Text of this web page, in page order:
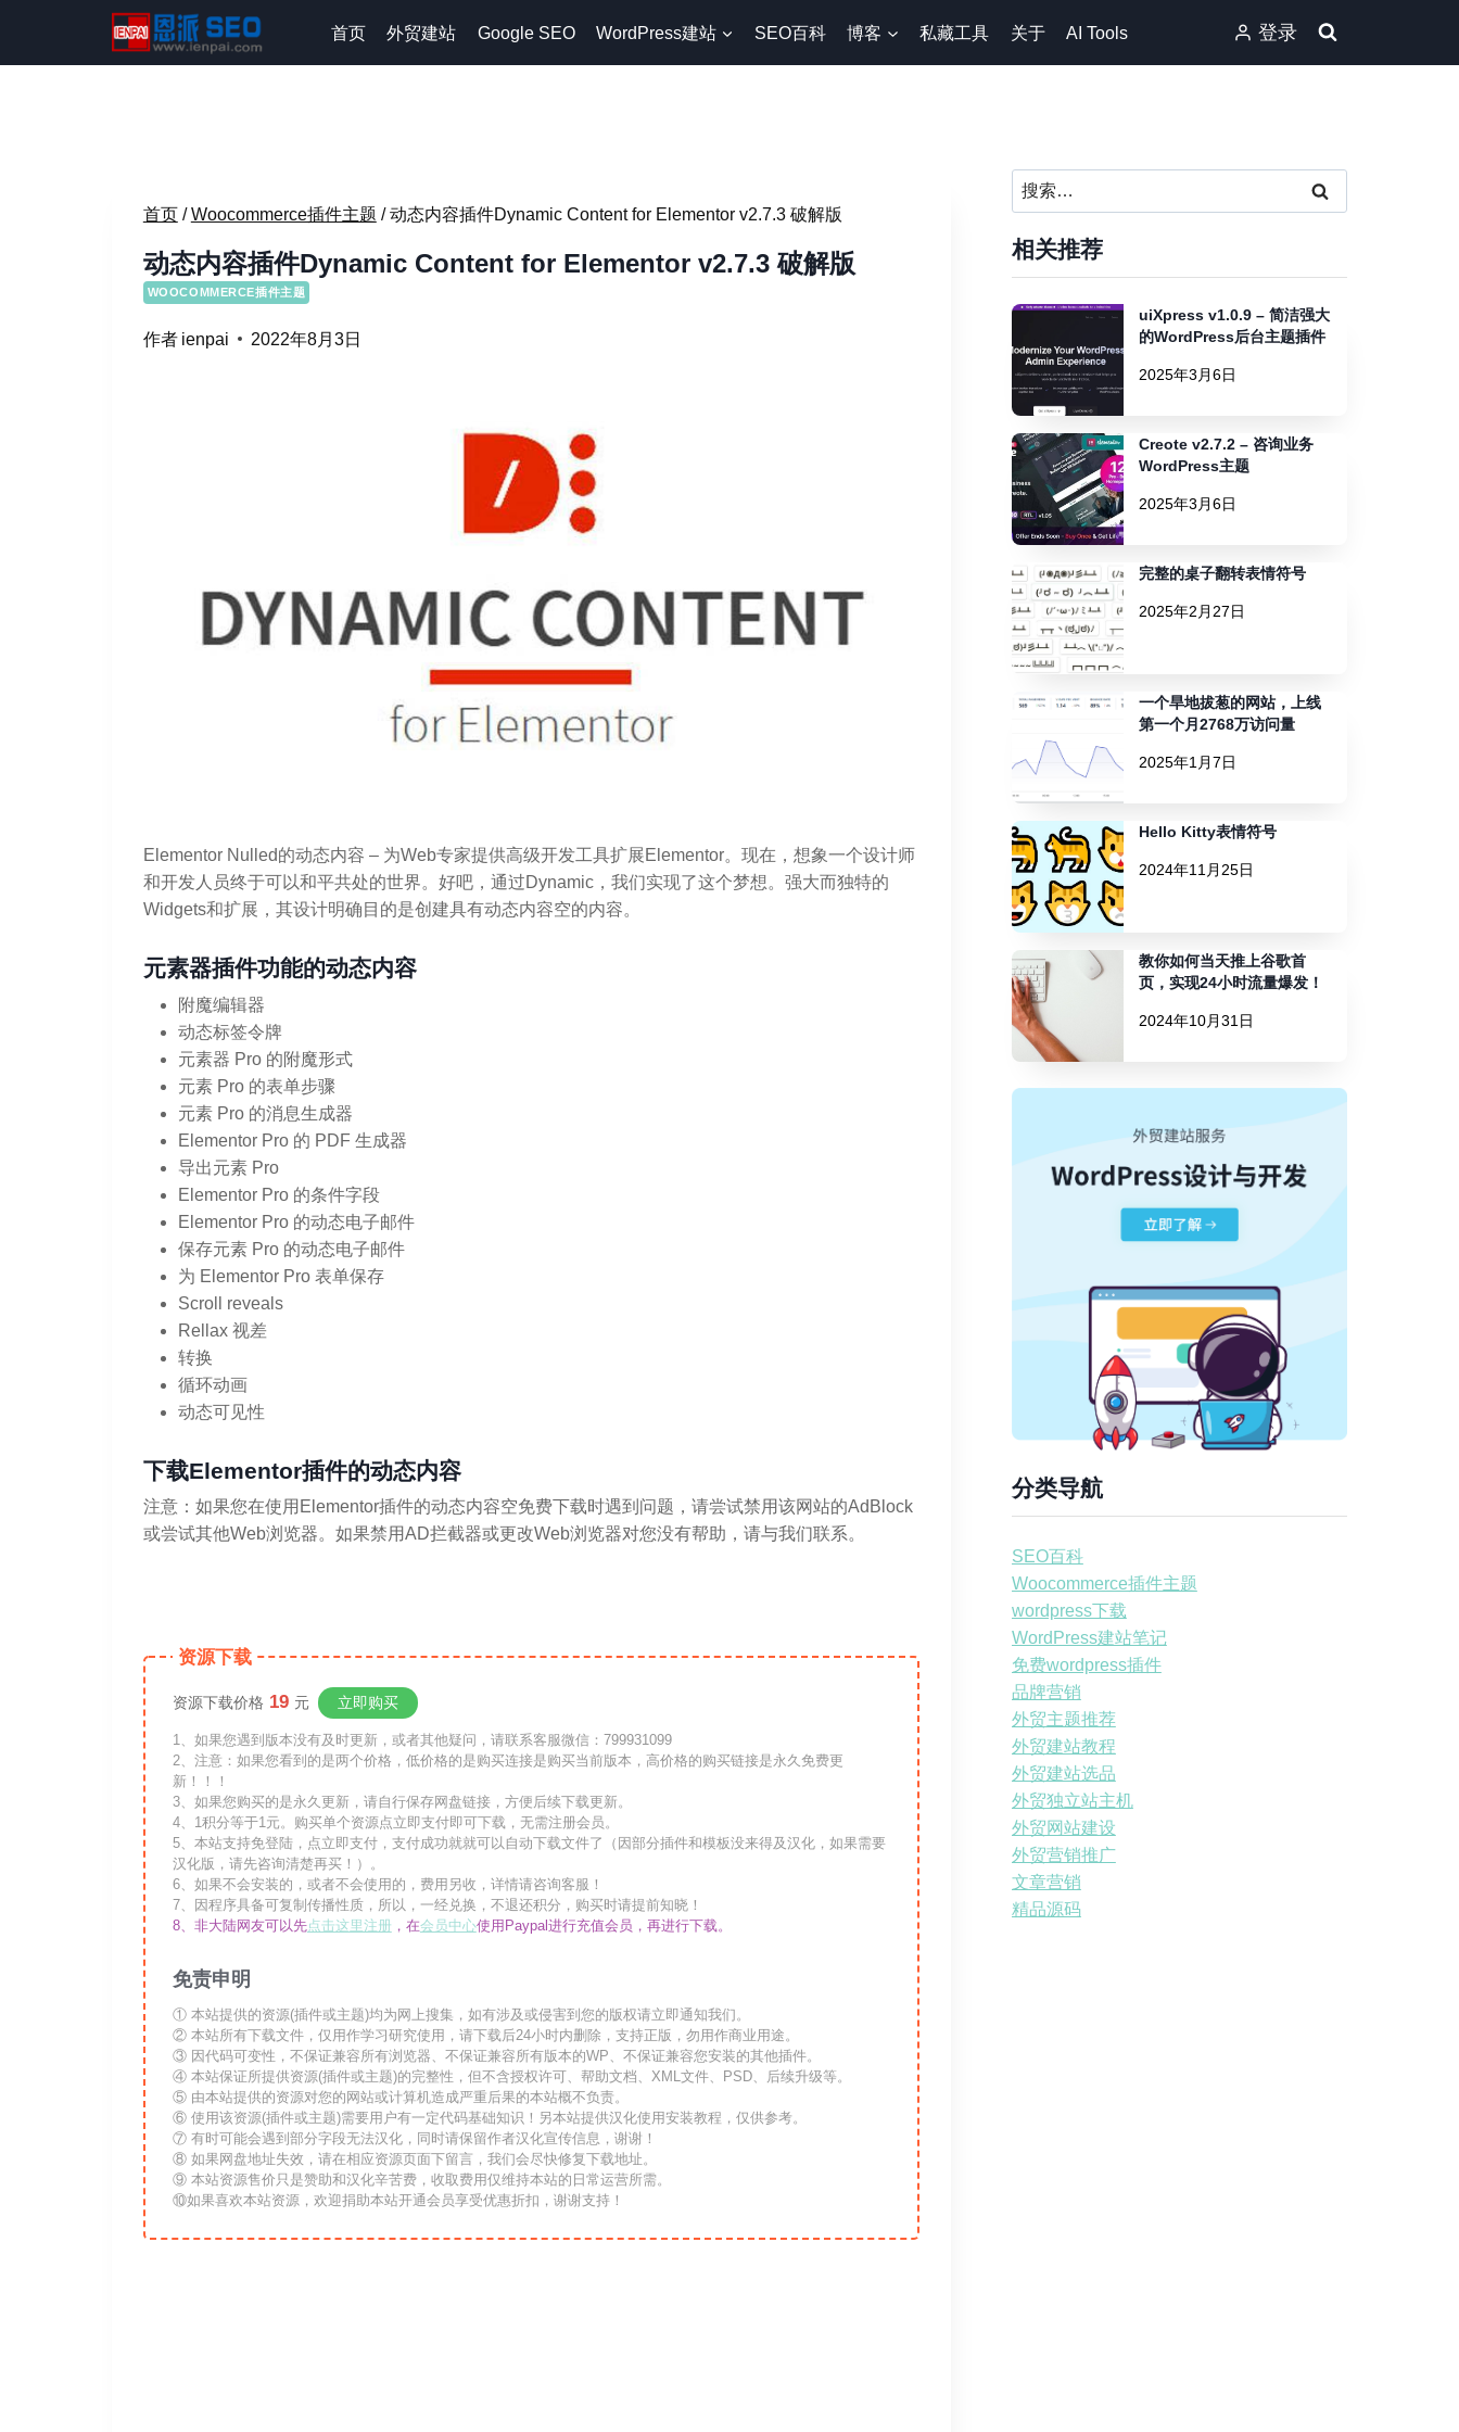
内
首页 外贸建站 Google SEO WordPress建站 SEO百科 博客 私藏工具 关于 AI Tools 登录
首页 / Woocommerce插件主题 / 动态内容插件Dynamic Content for Elementor v2.7.3 破解版
动态内容插件Dynamic Content for Elementor v2.7.3 破解版
WOOCOMMERCE插件主题
作者 ienpai 2022年8月3日
Elementor Nulled的动态内容 – 为Web专家提供高级开发工具扩展Elementor。现在，想象一个设计师
和开发人员终于可以和平共处的世界。好吧，通过Dynamic，我们实现了这个梦想。强大而独特的
Widgets和扩展，其设计明确目的是创建具有动态内容空的内容。
元素器插件功能的动态内容
附魔编辑器
动态标签令牌
元素器 Pro 的附魔形式
元素 Pro 的表单步骤
元素 Pro 的消息生成器
Elementor Pro 的 PDF 生成器
导出元素 Pro
Elementor Pro 的条件字段
Elementor Pro 的动态电子邮件
保存元素 Pro 的动态电子邮件
为 Elementor Pro 表单保存
Scroll reveals
Rellax 视差
转换
循环动画
动态可见性
下载Elementor插件的动态内容
注意：如果您在使用Elementor插件的动态内容空免费下载时遇到问题，请尝试禁用该网站的AdBlock
或尝试其他Web浏览器。如果禁用AD拦截器或更改Web浏览器对您没有帮助，请与我们联系。
资源下载
资源下载价格 19 元 立即购买
1、如果您遇到版本没有及时更新，或者其他疑问，请联系客服微信：799931099
2、注意：如果您看到的是两个价格，低价格的是购买连接是购买当前版本，高价格的购买链接是永久免费更
新！！！
3、如果您购买的是永久更新，请自行保存网盘链接，方便后续下载更新。
4、1积分等于1元。购买单个资源点立即支付即可下载，无需注册会员。
5、本站支持免登陆，点立即支付，支付成功就就可以自动下载文件了（因部分插件和模板没来得及汉化，如果需要
汉化版，请先咨询清楚再买！）。
6、如果不会安装的，或者不会使用的，费用另收，详情请咨询客服！
7、因程序具备可复制传播性质，所以，一经兑换，不退还积分，购买时请提前知晓！
8、非大陆网友可以先点击这里注册 ，在会员中心使用Paypal进行充值会员，再进行下载。
免责申明
① 本站提供的资源(插件或主题)均为网上搜集，如有涉及或侵害到您的版权请立即通知我们。
② 本站所有下载文件，仅用作学习研究使用，请下载后24小时内删除，支持正版，勿用作商业用途。
③ 因代码可变性，不保证兼容所有浏览器、不保证兼容所有版本的WP、不保证兼容您安装的其他插件。
④ 本站保证所提供资源(插件或主题)的完整性，但不含授权许可、帮助文档、XML文件、PSD、后续升级等。
⑤ 由本站提供的资源对您的网站或计算机造成严重后果的本站概不负责。
⑥ 使用该资源(插件或主题)需要用户有一定代码基础知识！另本站提供汉化使用安装教程，仅供参考。
⑦ 有时可能会遇到部分字段无法汉化，同时请保留作者汉化宣传信息，谢谢！
⑧ 如果网盘地址失效，请在相应资源页面下留言，我们会尽快修复下载地址。
⑨ 本站资源售价只是赞助和汉化辛苦费，收取费用仅维持本站的日常运营所需。
⑩如果喜欢本站资源，欢迎捐助本站开通会员享受优惠折扣，谢谢支持！
搜
索：
相关推荐
uiXpress v1.0.9 – 简洁强大
的WordPress后台主题插件
2025年3月6日
Creote v2.7.2 – 咨询业务
WordPress主题
2025年3月6日
完整的桌子翻转表情符号
2025年2月27日
一个旱地拔葱的网站，上线
第一个月2768万访问量
2025年1月7日
Hello Kitty表情符号
2024年11月25日
教你如何当天推上谷歌首
页，实现24小时流量爆发！
2024年10月31日
分类导航
SEO百科
Woocommerce插件主题
wordpress下载
WordPress建站笔记
免费wordpress插件
品牌营销
外贸主题推荐
外贸建站教程
外贸建站选品
外贸独立站主机
外贸网站建设
外贸营销推广
文章营销
精品源码